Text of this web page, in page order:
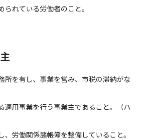
れている労働者のこと。
を有し、事業を営み、市税の滞納がな
用事業を行う事業主であること。（ハ
労働関係諸帳簿を整備していること。